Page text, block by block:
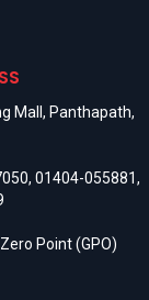
Mall, Panthapath,
, 01404-055881,
Point (GPO)